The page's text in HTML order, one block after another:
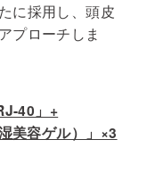
に採用し、頭皮
プローチしま
40」+
美容ゲル）」×3